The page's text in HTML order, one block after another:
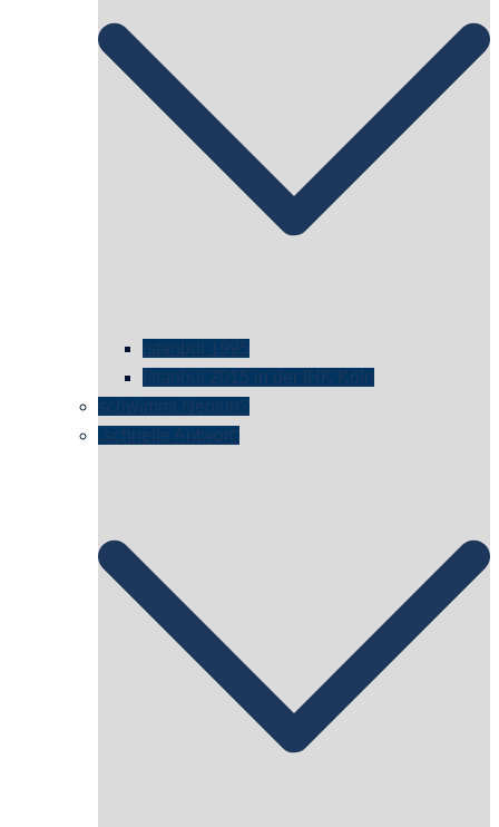
istanbul 1995
Istanbul 2015 in der IHK Köln
schwimmt Neptun?
„schnelle Antwort“